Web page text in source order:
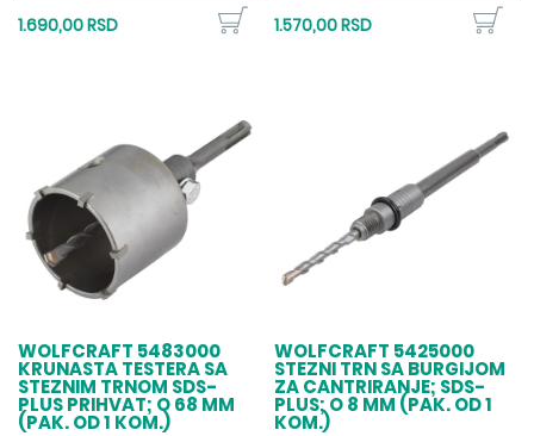
1.690,00 RSD 1.570,00 RSD
WOLFCRAFT 5483000
KRUNASTA TESTERA SA
STEZNIM TRNOM SDS-
PLUS PRIHVAT; O 68 MM
(PAK. OD 1 KOM.)
WOLFCRAFT 5425000
STEZNI TRN SA BURGIJOM
ZA CANTRIRANJE; SDS-
PLUS; O 8 MM (PAK. OD 1
KOM.)